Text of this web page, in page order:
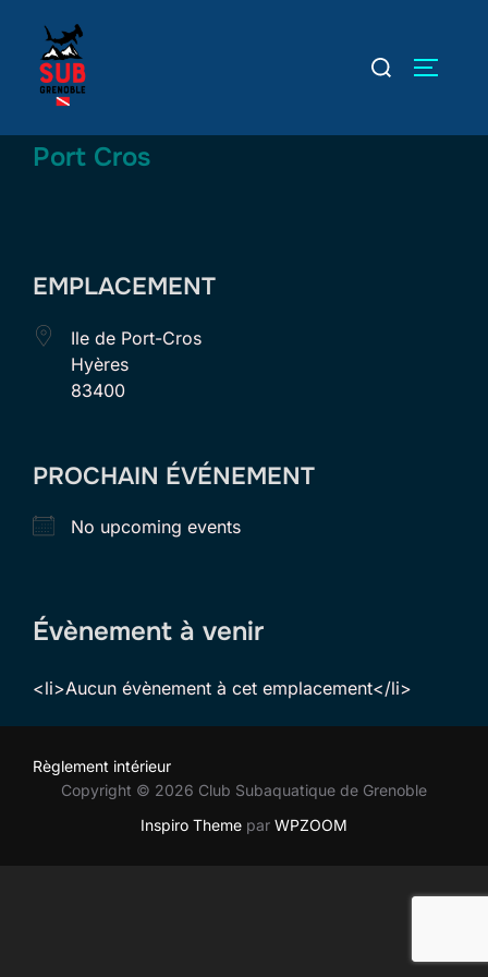
contenu
Rechercher :
Port Cros
EMPLACEMENT
Ile de Port-Cros
Hyères
83400
PROCHAIN ÉVÉNEMENT
No upcoming events
Évènement à venir
<li>Aucun évènement à cet emplacement</li>
Règlement intérieur
Copyright © 2026 Club Subaquatique de Grenoble
Inspiro Theme par WPZOOM